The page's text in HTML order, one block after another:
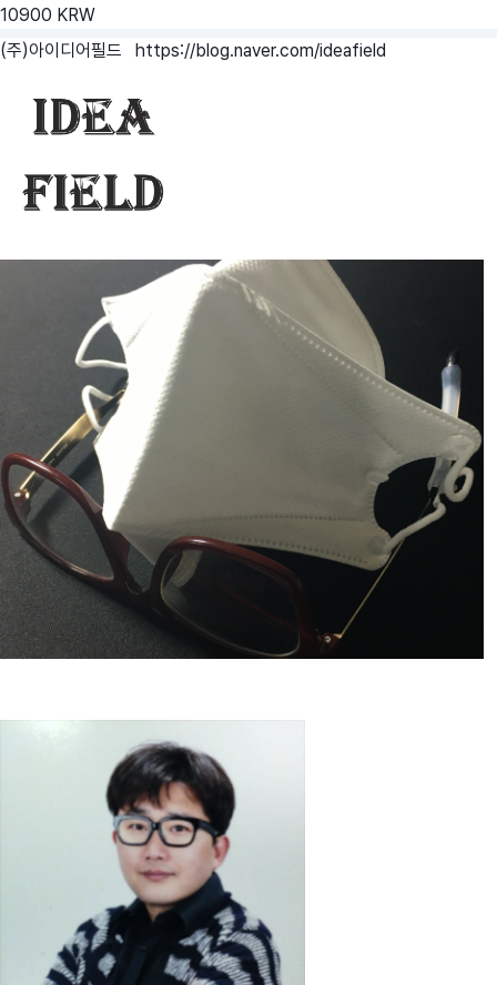
10900 KRW
(주)아이디어필드
https://blog.naver.com/ideafield